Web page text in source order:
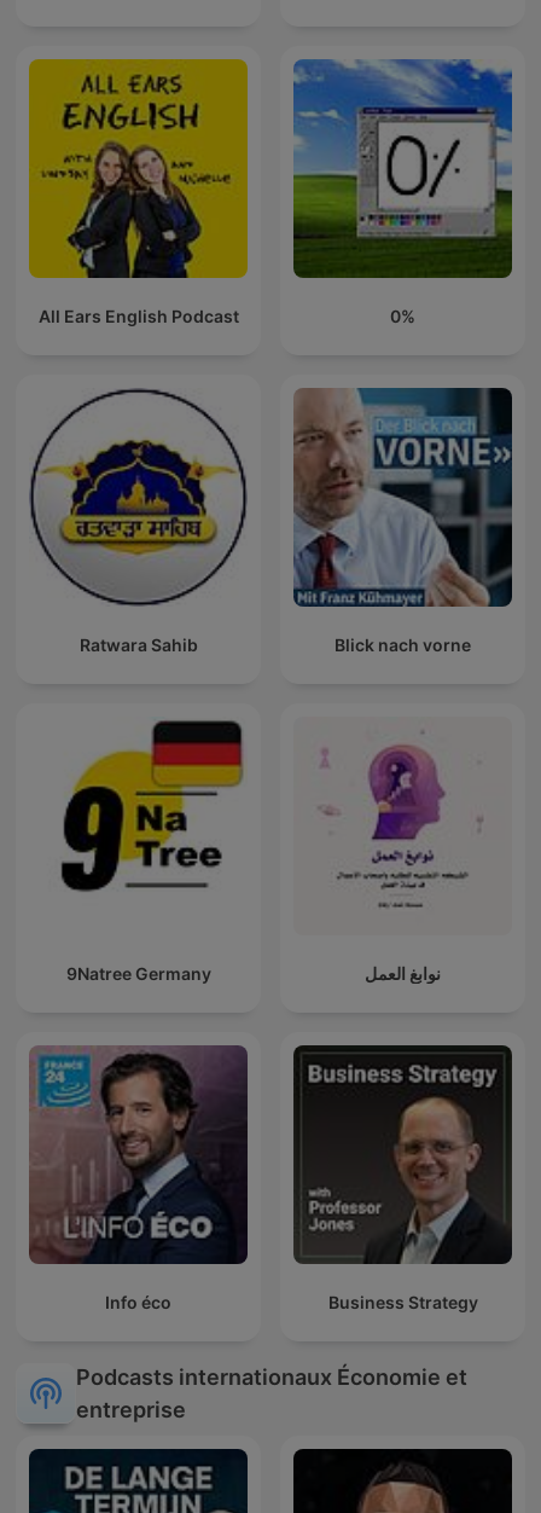
All Ears English Podcast 0%
Ratwara Sahib Blick nach vorne
9Natree Germany نوابغ العمل
Info éco Business Strategy
Podcasts internationaux Économie et
entreprise